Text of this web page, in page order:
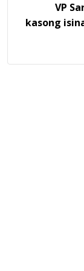
VP
kasong